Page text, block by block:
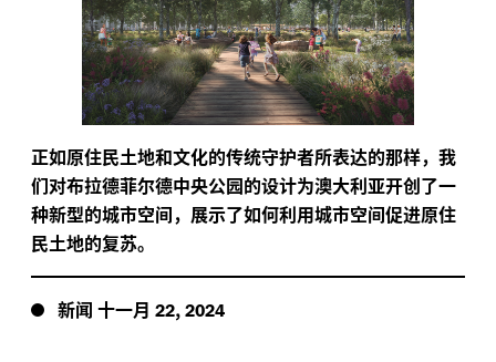
正如原住民土地和文化的传统守护者所表达的那样，我
们对布拉德菲尔德中央公园的设计为澳大利亚开创了一
种新型的城市空间，展示了如何利用城市空间促进原住
民土地的复苏。
新闻 十一月 22, 2024